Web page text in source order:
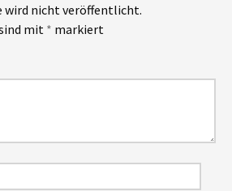
wird nicht veröffentlicht.
mit * markiert